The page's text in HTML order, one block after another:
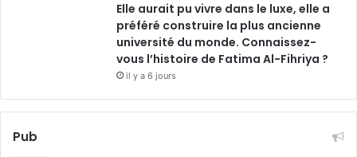
Elle aurait pu vivre dans le luxe, elle a
préféré construire la plus ancienne
université du monde. Connaissez-
vous l’histoire de Fatima Al-Fihriya ?
il y a 6 jours
Pub